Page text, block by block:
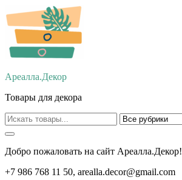
Перейти
к
содержимому
Ареалла.Декор
Товары для декора
Добро пожаловать на сайт Ареалла.Декор!
+7 986 768 11 50, arealla.decor@gmail.com